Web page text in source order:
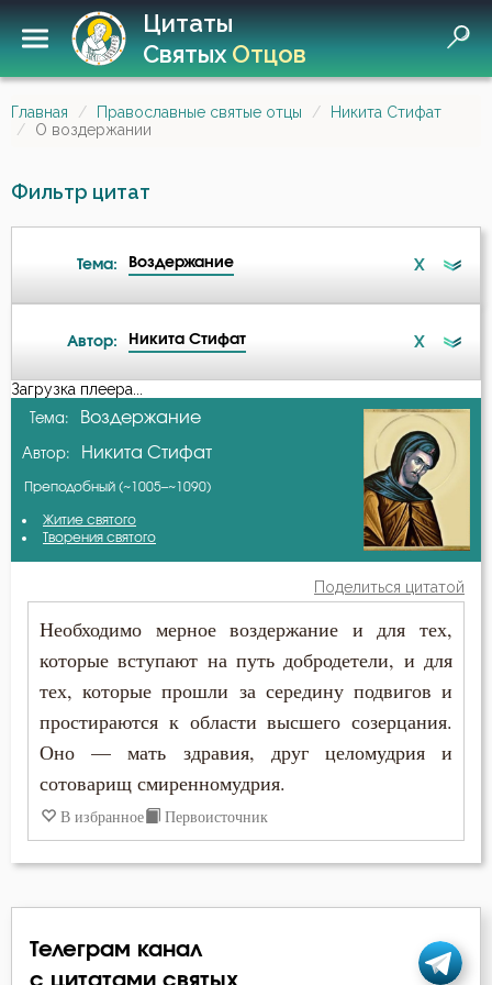
Цитаты
СвятыхОтцов
Главная Православные святые отцы
Никита Стифат
О воздержании
Фильтр цитат
Тема: Воздержание X
Ангел
Бесстрастие
Бесы
Блуд
Богатство
Богопознание
Болезнь
Воздаяние
Автор: Никита Стифат X
А-я
Авва Исайя (Скитский)
Амвросий Оптинский (Гренков)
Антоний Великий
Варсонофий Оптинский (Плиханков)
Василий Великий
Григорий Богослов
Григорий Нисский
Григорий Синаит
Диадох
Загрузка плеера...
Тема: Воздержание
Автор: Никита Стифат
Преподобный (~1005–~1090)
Житие святого
Творения святого
Поделиться цитатой
Необходимо мерное воздержание и для тех,
которые вступают на путь добродетели, и для
тех, которые прошли за середину подвигов и
простираются к области высшего созерцания.
Оно — мать здравия, друг целомудрия и
сотоварищ смиренномудрия.
В избранное Первоисточник
Телеграм канал